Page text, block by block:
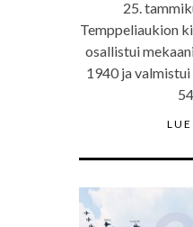
25.
Temppeliaukion
osallistui
1940 ja